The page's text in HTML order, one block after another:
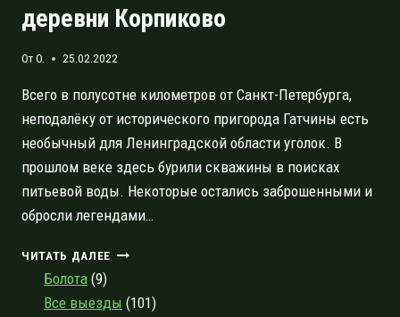
деревни Корпиково
ОтO. 25.02.2022
Всего в полусотне километров от Санкт-Петербурга,
неподалёку от исторического пригорода Гатчины есть
необычный для Ленинградской области уголок. В
прошлом веке здесь бурили скважины в поисках
питьевой воды. Некоторые остались заброшенными и
обросли легендами…
ЧИТАТЬ ДАЛЕЕ ГАТЧИНСКИЕ
СКВАЖИНЫ
Болота (9)
Все выезды (101)